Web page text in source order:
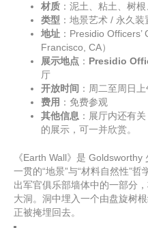
材质 ：泥土、粘土、树
类型 ：地景艺术 / 永久装
地址 ：Presidio
Francisco, CA）
展示地点 ： Presidio
厅
开放时间 ：周二至周日
费用 ：免费参观
其他信息 ：展厅内还有
的展示，可一并欣赏。
《Earth Wall》是
一贯的“地景”与“材料自然性”
出军官俱乐部墙体中的一部分
大洞。洞中埋入一个由盘旋树
正被掩埋回去。